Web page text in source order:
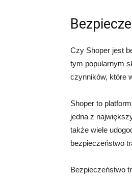
Czy Shoper jest
tym popularnym
czynników, które
Shoper to
jedna z
także wiele
bezpieczeństwo
Bezpieczeństwo